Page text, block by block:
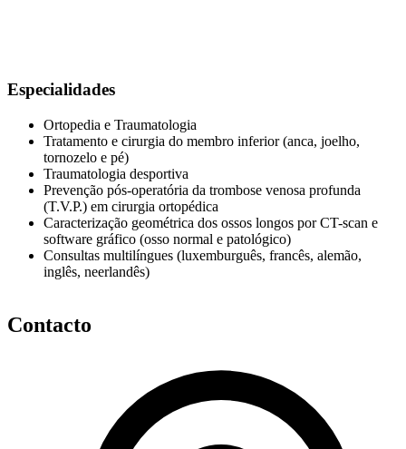
Especialidades
Ortopedia e Traumatologia
Tratamento e cirurgia do membro inferior (anca, joelho,
tornozelo e pé)
Traumatologia desportiva
Prevenção pós-operatória da trombose venosa profunda
(T.V.P.) em cirurgia ortopédica
Caracterização geométrica dos ossos longos por CT-scan e
software gráfico (osso normal e patológico)
Consultas multilíngues (luxemburguês, francês, alemão,
inglês, neerlandês)
Contacto